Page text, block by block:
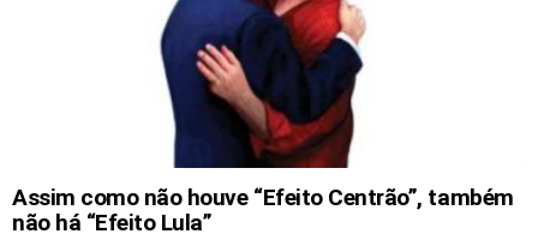
Assim como não houve “Efeito Centrão”, também
não há “Efeito Lula”